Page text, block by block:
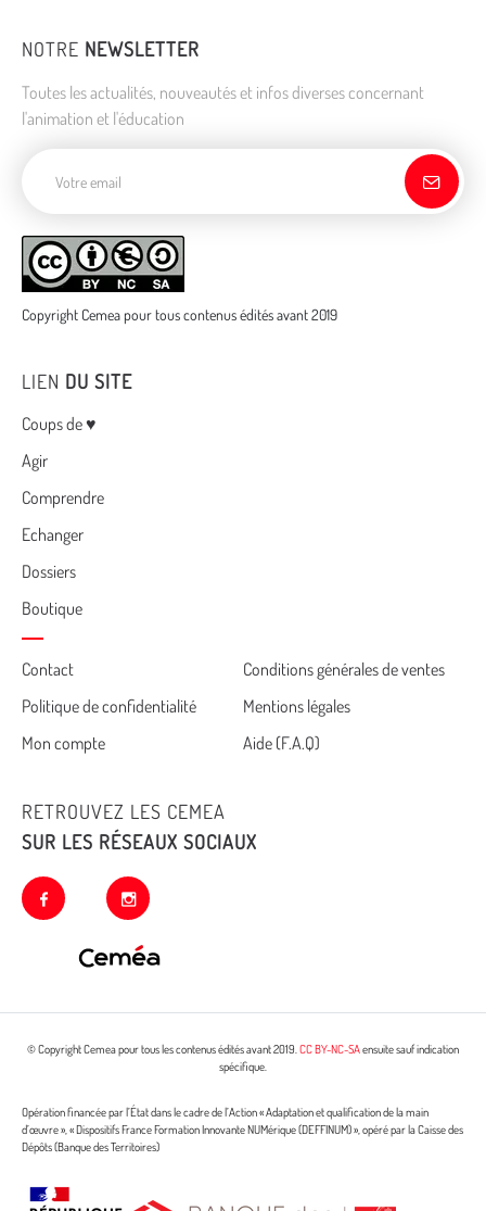
NOTRE NEWSLETTER
Toutes les actualités, nouveautés et infos diverses concernant
l'animation et l'éducation
Copyright Cemea pour tous contenus édités avant 2019
LIEN DU SITE
Menu
Coups de ♥
Agir
Comprendre
Echanger
Dossiers
Boutique
Cemea
footer
Contact
Conditions générales de ventes
Politique de confidentialité
Mentions légales
Mon compte
Aide (F.A.Q)
RETROUVEZ LES CEMEA
SUR LES RÉSEAUX SOCIAUX
facebook instagram
© Copyright Cemea pour tous les contenus édités avant 2019.CC BY-NC-SAensuite sauf indication
spécifique.
Opération financée par l’État dans le cadre de l’Action « Adaptation et qualification de la main
d’œuvre », « Dispositifs France Formation Innovante NUMérique (DEFFINUM) », opéré par la Caisse des
Dépôts (Banque des Territoires)